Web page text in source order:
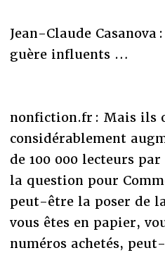
Jean-Claude
guère influents …
nonfiction.fr : Mais ils
considérablement
de 100 000 lecteurs
la question pour
peut-être la poser de
vous êtes en papier,
numéros achetés,